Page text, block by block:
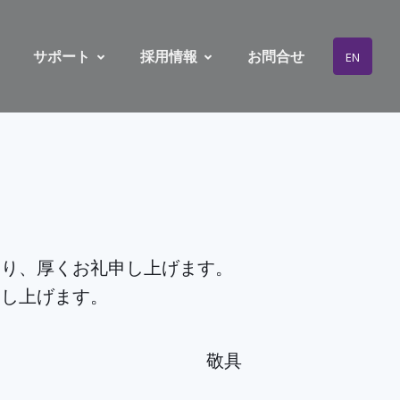
サポート 採用情報 お問合せ EN
厚くお礼申し上げます。
上げます。
敬具